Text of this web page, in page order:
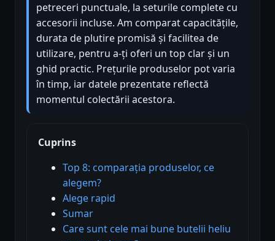
petreceri punctuale, la seturile complete cu
accesorii incluse. Am comparat capacitățile,
durata de plutire promisă și facilitea de
utilizare, pentru a-ți oferi un top clar și un
ghid practic. Prețurile produselor pot varia
în timp, iar datele prezentate reflectă
momentul colectării acestora.
Cuprins
Top 8: comparația produselor, ce
alegem?
Alege rapid
Sumar
Care sunt cele mai bune butelii heliu